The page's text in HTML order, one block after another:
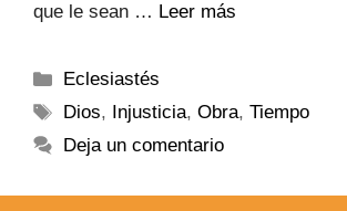
que le sean … Leer más
Eclesiastés
Dios, Injusticia,Obra,Tiempo
Deja un comentario